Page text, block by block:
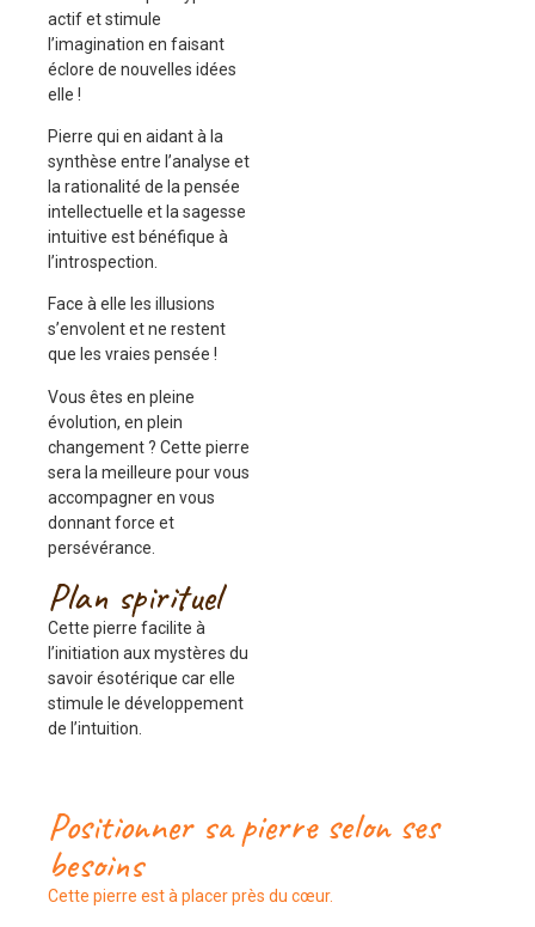
actif et stimule
l’imagination en faisant
éclore de nouvelles idées
elle !
Pierre qui en aidant à la
synthèse entre l’analyse et
la rationalité de la pensée
intellectuelle et la sagesse
intuitive est bénéfique à
l’introspection.
Face à elle les illusions
s’envolent et ne restent
que les vraies pensée !
Vous êtes en pleine
évolution, en plein
changement ? Cette pierre
sera la meilleure pour vous
accompagner en vous
donnant force et
persévérance.
Plan spirituel
Cette pierre facilite à
l’initiation aux mystères du
savoir ésotérique car elle
stimule le développement
de l’intuition.
Positionner sa pierre selon ses
besoins
Cette pierre est à placer près du cœur.